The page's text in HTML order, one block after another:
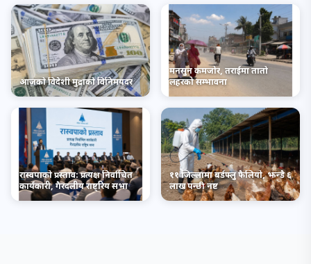
आजको विदेशी मुद्राको विनिमयदर
मनसुन कमजोर, तराईमा तातो
लहरको सम्भावना
रास्वपाको प्रस्ताव: प्रत्यक्ष निर्वाचित
कार्यकारी, गैरदलीय राष्ट्रिय सभा
११ जिल्लामा बर्डफ्लु फैलियो, झन्डै ६
लाख पन्छी नष्ट